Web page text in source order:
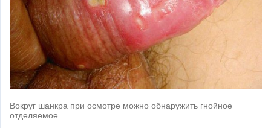
Вокруг шанкра при осмотре можно обнаружить гнойное
отделяемое.